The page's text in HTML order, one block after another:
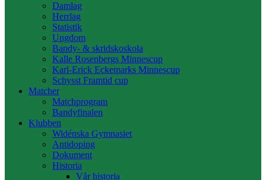
Damlag
Herrlag
Statistik
Ungdom
Bandy- & skridskoskola
Kalle Rosenbergs Minnescup
Karl-Erick Eckemarks Minnescup
Schysst Framtid cup
Matcher
Matchprogram
Bandyfinalen
Klubben
Widénska Gymnasiet
Antidoping
Dokument
Historia
Vår historia